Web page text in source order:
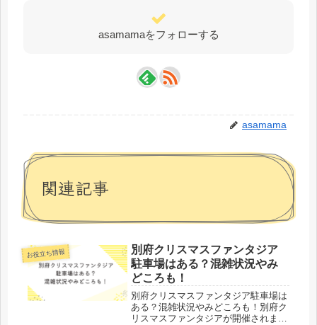
asamamaをフォローする
asamama
関連記事
お役立ち情報
別府クリスマスファンタジア
駐車場はある？混雑状況やみ
どころも！
別府クリスマスファンタジア駐車場は
ある？混雑状況やみどころも！別府ク
リスマスファンタジアが開催されま